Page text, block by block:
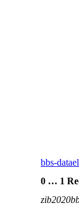
bbs-
0 … 1